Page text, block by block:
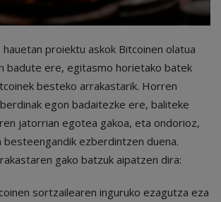
proiektu askok Bitcoinen olatua
badute ere, egitasmo horietako batek
besteko arrakastarik. Horren
egon badaitezke ere, baliteke
jatorrian egotea gakoa, eta ondorioz,
besteengandik ezberdintzen duena.
gako batzuk aipatzen dira:
sortzailearen inguruko ezagutza eza